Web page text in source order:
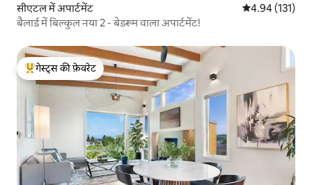
सीएटल में अपार्टमेंट औसत रेटिंग 5 में से
4.94 (131)
बैलार्ड में बिल्कुल नया 2 - बेडरूम वाला अपार्टमेंट!
गेस्ट्स का टॉप फ़ेवरेट
गेस्ट्स की फ़ेवरेट